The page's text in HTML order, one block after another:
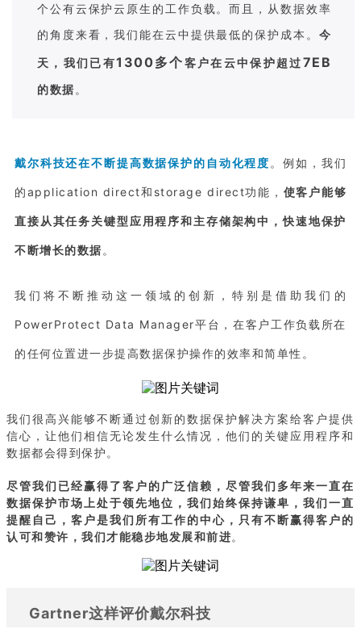
个公有云保护云原生的工作负载。而且，从数据效率
的角度来看，我们能在云中提供最低的保护成本。 今
天，我们已有1300多个客户在云中保护超过7EB
的数据。
戴尔科技还在不断提高数据保护的自动化程度。例如，我们
的application direct和storage direct功能， 使客户能够
直接从其任务关键型应用程序和主存储架构中，快速地保护
不断增长的数据。
我们将不断推动这一领域的创新，特别是借助我们的
PowerProtect Data Manager平台，在客户工作负载所在
的任何位置进一步提高数据保护操作的效率和简单性。
我们很高兴能够不断通过创新的数据保护解决方案给客户提供
信心，让他们相信无论发生什么情况，他们的关键应用程序和
数据都会得到保护。
尽管我们已经赢得了客户的广泛信赖，尽管我们多年来一直在
数据保护市场上处于领先地位，我们始终保持谦卑，我们一直
提醒自己，客户是我们所有工作的中心，只有不断赢得客户的
认可和赞许，我们才能稳步地发展和前进。
Gartner这样评价戴尔科技